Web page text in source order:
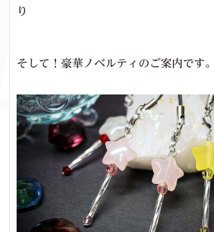
り
そして！豪華ノベルティのご案内です。